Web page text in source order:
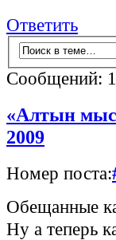
Ответить
Сообщений:
«Алтын
2009
Номер поста:
Обещанные
Ну а теперь